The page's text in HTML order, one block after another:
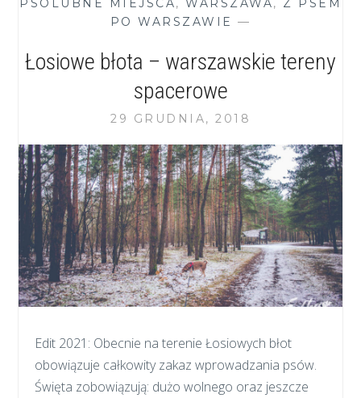
PSOLUBNE MIEJSCA, WARSZAWA, Z PSEM
PO WARSZAWIE —
Łosiowe błota – warszawskie tereny
spacerowe
29 GRUDNIA, 2018
Edit 2021: Obecnie na terenie Łosiowych błot
obowiązuje całkowity zakaz wprowadzania psów.
Święta zobowiązują: dużo wolnego oraz jeszcze